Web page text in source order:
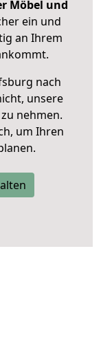
Möbel und
ein und
an Ihrem
nach
unsere
nehmen.
um Ihren